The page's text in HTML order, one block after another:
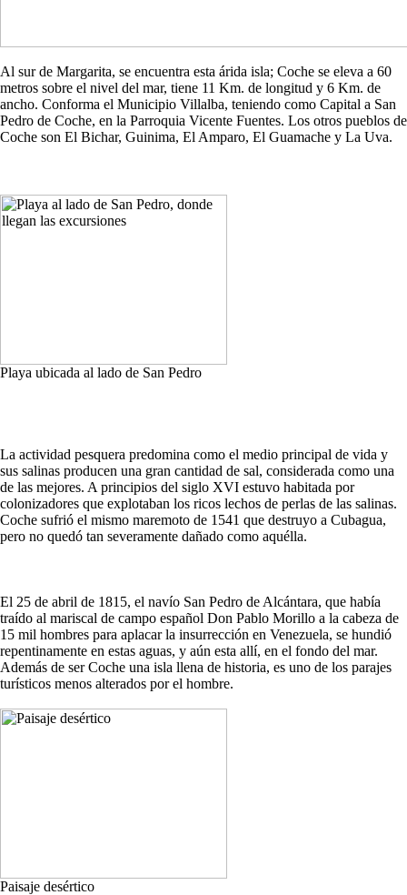
Al sur de Margarita, se encuentra esta árida isla; Coche se eleva a 60
metros sobre el nivel del mar, tiene 11 Km. de longitud y 6 Km. de
ancho. Conforma el Municipio Villalba, teniendo como Capital a San
Pedro de Coche, en la Parroquia Vicente Fuentes. Los otros pueblos de
Coche son El Bichar, Guinima, El Amparo, El Guamache y La Uva.
Playa ubicada al lado de San Pedro
La actividad pesquera predomina como el medio principal de vida y
sus salinas producen una gran cantidad de sal, considerada como una
de las mejores. A principios del siglo XVI estuvo habitada por
colonizadores que explotaban los ricos lechos de perlas de las salinas.
Coche sufrió el mismo maremoto de 1541 que destruyo a Cubagua,
pero no quedó tan severamente dañado como aquélla.
El 25 de abril de 1815, el navío San Pedro de Alcántara, que había
traído al mariscal de campo español Don Pablo Morillo a la cabeza de
15 mil hombres para aplacar la insurrección en Venezuela, se hundió
repentinamente en estas aguas, y aún esta allí, en el fondo del mar.
Además de ser Coche una isla llena de historia, es uno de los parajes
turísticos menos alterados por el hombre.
Paisaje desértico